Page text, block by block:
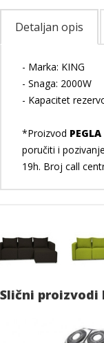
Detaljan opis
- Marka: KING
- Snaga: 2000W
- Kapacitet
*Proizvod
poručiti i
19h. Broj call
Slični